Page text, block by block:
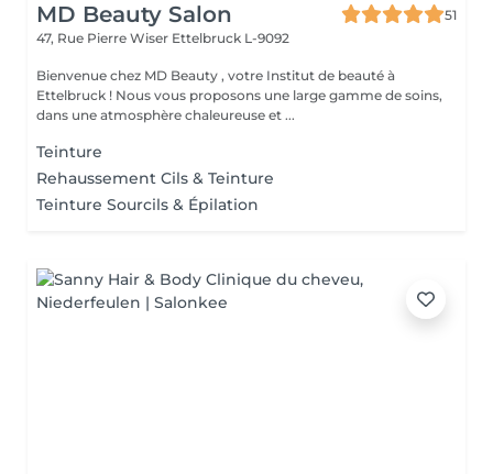
MD Beauty Salon
51
47, Rue Pierre Wiser Ettelbruck L-9092
Bienvenue chez MD Beauty , votre Institut de beauté à
Ettelbruck ! Nous vous proposons une large gamme de soins,
dans une atmosphère chaleureuse et ...
Teinture
Rehaussement Cils & Teinture
Teinture Sourcils & Épilation